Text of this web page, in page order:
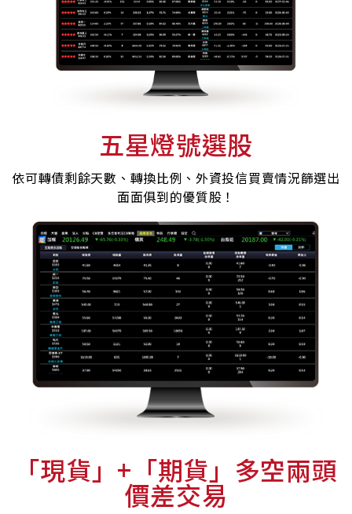
五星燈號選股
依可轉債剩餘天數、轉換比例、外資投信買賣情況篩選出
面面俱到的優質股！
「現貨」+「期貨」多空兩頭
價差交易